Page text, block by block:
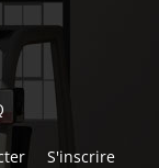
S'inscrire